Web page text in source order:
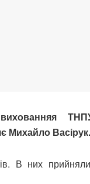
Михайло Васірук.
В них